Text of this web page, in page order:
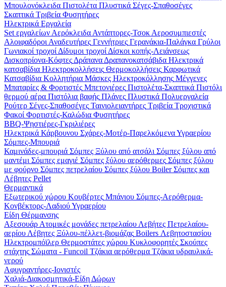
Μπουλονόκλειδα Πιστολέτα Πλυστικά Σέγες-Σπαθοσέγες
Σκαπτικά Τριβεία Φυσητήρες
Ηλεκτρικά Εργαλεία
Set εργαλείων Αερόκλειδα Αντάπτορες-Τσοκ Αεροσυμπιεστές
Αλοιφαδόροι Αναδευτήρες Γεννήτριες Γερανάκια-Παλάγκα Γρύλοι
Γωνιακοί τροχοί Δίδυμοι τροχοί Δίσκοι κοπής-Λειάνσεως
Δισκοπρίονα-Κόφτες Δράπανα Δραπανοκατσάβιδα Ηλεκτρικά
κατσαβίδια Ηλεκτροκολλήσεις Θερμοκολλήσεις Καρφωτικά
Κατσαβίδια Κολλητήρια Μάσκες Ηλεκτροκόλλησης Μέγγενες
Μπαταρίες & Φορτιστές Μπετονιέρες Πιστολέτα-Σκαπτικά Πιστόλι
θερμού αέρα Πιστόλια βαφής Πλάνες Πλυστικά Πολυεργαλεία
Ρούτερ Σέγες-Σπαθοσέγες Ταινιολειαντήρες Τριβεία Τροχιστικά
Φακοί Φορτιστές-Καλώδια Φυσητήρες
BBQ-Ψηστιέρες-Γκριλιέρες
Ηλεκτρικά Κάρβουνου Σχάρες-Μοτέρ-ΠαρελκόμεναΥγραερίου
Σόμπες-Μπουριά
Καμινάδες-μπουριά Σόμπες Ξύλου από ατσάλι Σόμπες ξύλου από
μαντέμι Σόμπες εμαγιέ Σόμπες ξύλου αερόθερμες Σόμπες ξύλου
με φούρνο Σόμπες πετρελαίου Σόμπες ξύλου Boiler Σόμπες και
Λέβητες Pellet
Θερμαντικά
Εξωτερικού χώρου Κουβέρτες Μπάνιου Σόμπες-Αερόθερμα-
Κονβέκτορς-ΛαδιούΥγραερίου
Είδη Θέρμανσης
Αξεσουάρ Ατομικές μονάδες πετρελαίου Λεβήτες Πετρελαίου-
αερίου Λέβητες Ξύλου-πέλλετ-βιομάζας Boilers Λεβητοστασίου
Ηλεκτρομπόϊλερ Θερμοστάτες χώρου Κυκλοφορητές Σκούπες
στάχτης Σώματα - Funcoil Τζάκια αερόθερμα Τζάκια υδραυλικά-
νερού
Αφυγραντήρες-Ιονιστές
Χαλιά-Διακοσμητικά-Είδη Δώρων